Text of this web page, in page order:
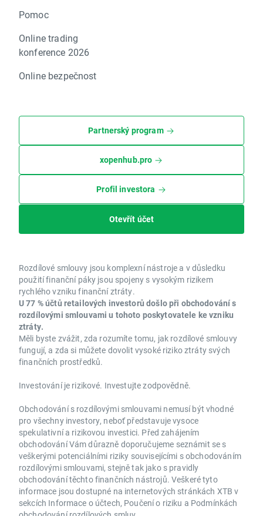
Pomoc
Online trading
konference 2026
Online bezpečnost
Partnerský program
xopenhub.pro
Profil investora
Otevřít účet
Rozdílové smlouvy jsou komplexní nástroje a v důsledku
použití finanční páky jsou spojeny s vysokým rizikem
rychlého vzniku finanční ztráty.
U 77 % účtů retailových investorů došlo při obchodování s
rozdílovými smlouvami u tohoto poskytovatele ke vzniku
ztráty.
Měli byste zvážit, zda rozumíte tomu, jak rozdílové smlouvy
fungují, a zda si můžete dovolit vysoké riziko ztráty svých
finančních prostředků.
Investování je rizikové. Investujte zodpovědně.
Obchodování s rozdílovými smlouvami nemusí být vhodné
pro všechny investory, neboť představuje vysoce
spekulativní a rizikovou investici. Před zahájením
obchodování Vám důrazně doporučujeme seznámit se s
veškerými potenciálními riziky souvisejícími s obchodováním
rozdílovými smlouvami, stejně tak jako s pravidly
obchodování těchto finančních nástrojů. Veškeré tyto
informace jsou dostupné na internetových stránkách XTB v
sekcích Informace o účtech, Poučení o riziku a Podmínkách